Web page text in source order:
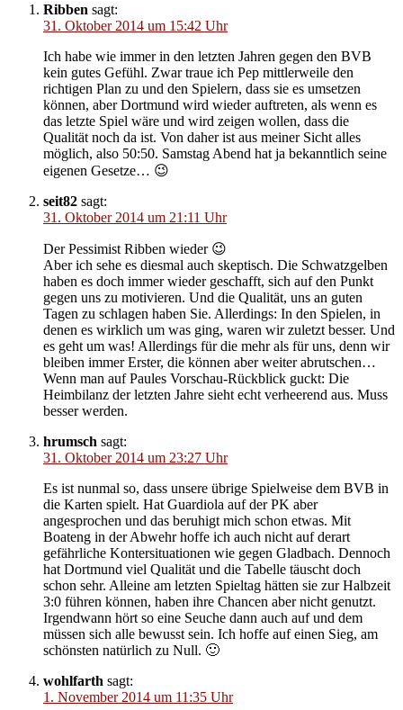
Ribben sagt:
31. Oktober 2014 um 15:42 Uhr
Ich habe wie immer in den letzten Jahren gegen den BVB
kein gutes Gefühl. Zwar traue ich Pep mittlerweile den
richtigen Plan zu und den Spielern, dass sie es umsetzen
können, aber Dortmund wird wieder auftreten, als wenn es
das letzte Spiel wäre und wird zeigen wollen, dass die
Qualität noch da ist. Von daher ist aus meiner Sicht alles
möglich, also 50:50. Samstag Abend hat ja bekanntlich seine
eigenen Gesetze… 😉
seit82 sagt:
31. Oktober 2014 um 21:11 Uhr
Der Pessimist Ribben wieder 😉
Aber ich sehe es diesmal auch skeptisch. Die Schwatzgelben
haben es doch immer wieder geschafft, sich auf den Punkt
gegen uns zu motivieren. Und die Qualität, uns an guten
Tagen zu schlagen haben Sie. Allerdings: In den Spielen, in
denen es wirklich um was ging, waren wir zuletzt besser. Und
es geht um was! Allerdings für die mehr als für uns, denn wir
bleiben immer Erster, die können aber weiter abrutschen…
Wenn man auf Paules Vorschau-Rückblick guckt: Die
Heimbilanz der letzten Jahre sieht echt verheerend aus. Muss
besser werden.
hrumsch sagt:
31. Oktober 2014 um 23:27 Uhr
Es ist nunmal so, dass unsere übrige Spielweise dem BVB in
die Karten spielt. Hat Guardiola auf der PK aber
angesprochen und das beruhigt mich schon etwas. Mit
Boateng in der Abwehr hoffe ich auch nicht auf derart
gefährliche Kontersituationen wie gegen Gladbach. Dennoch
hat Dortmund viel Qualität und die Tabelle täuscht doch
schon sehr. Alleine am letzten Spieltag hätten sie zur Halbzeit
3:0 führen können, haben ihre Chancen aber nicht genutzt.
Irgendwann hört so eine Seuche dann auch auf und dem
müssen sich alle bewusst sein. Ich hoffe auf einen Sieg, am
schönsten natürlich zu Null. 🙂
wohlfarth sagt:
1. November 2014 um 11:35 Uhr